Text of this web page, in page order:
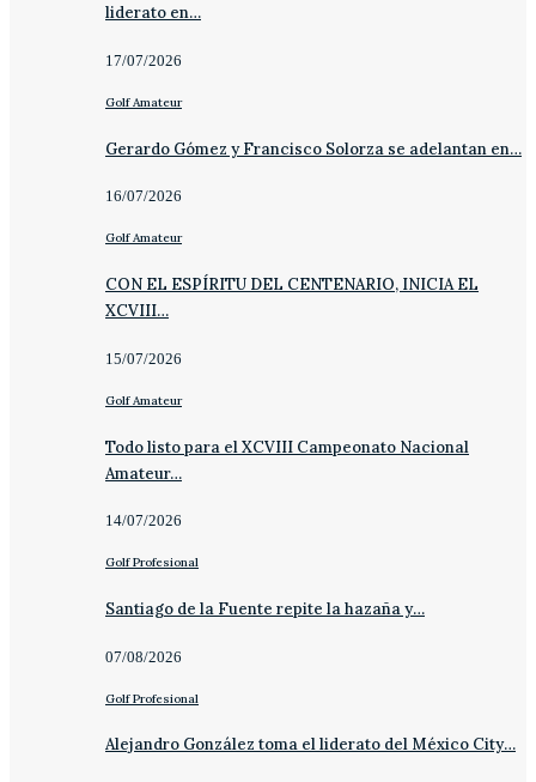
liderato en…
17/07/2026
Golf Amateur
Gerardo Gómez y Francisco Solorza se adelantan en…
16/07/2026
Golf Amateur
CON EL ESPÍRITU DEL CENTENARIO, INICIA EL
XCVIII…
15/07/2026
Golf Amateur
Todo listo para el XCVIII Campeonato Nacional
Amateur…
14/07/2026
Golf Profesional
Santiago de la Fuente repite la hazaña y…
07/08/2026
Golf Profesional
Alejandro González toma el liderato del México City…